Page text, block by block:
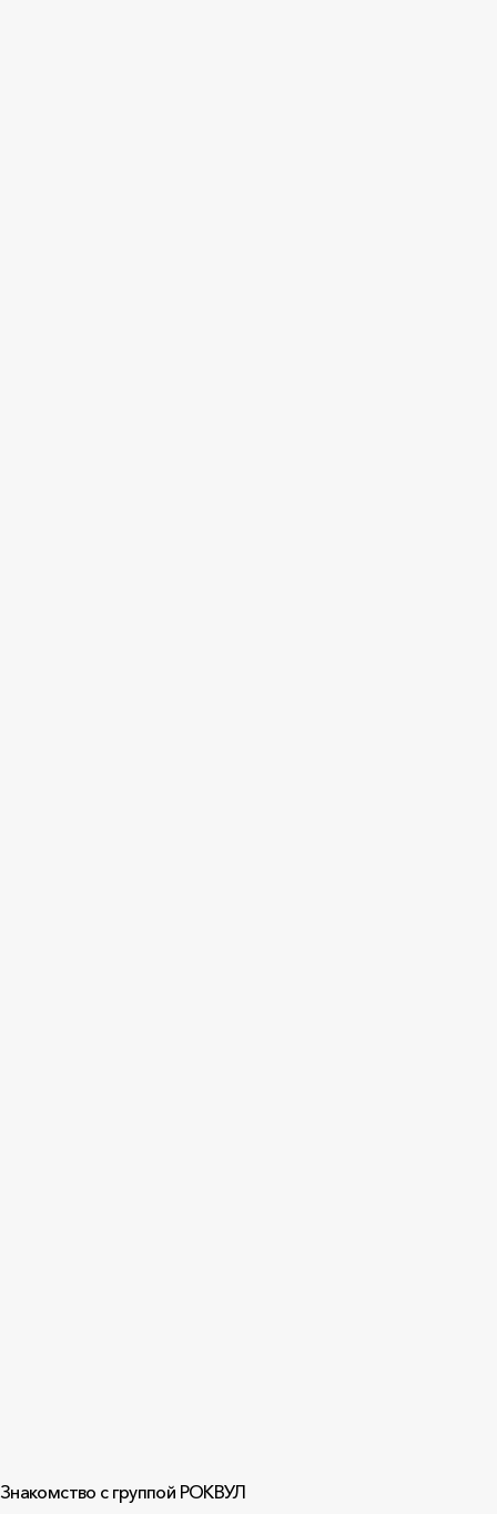
Знакомство с группой РОКВУЛ